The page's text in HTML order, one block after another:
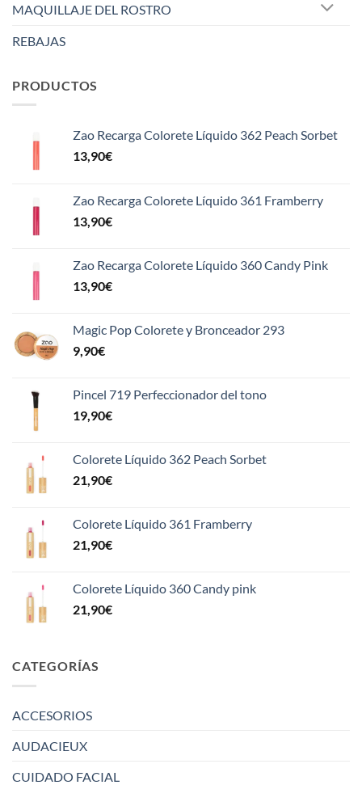
MAQUILLAJE DEL ROSTRO
REBAJAS
PRODUCTOS
Zao Recarga Colorete Líquido 362 Peach Sorbet
13,90€
Zao Recarga Colorete Líquido 361 Framberry
13,90€
Zao Recarga Colorete Líquido 360 Candy Pink
13,90€
Magic Pop Colorete y Bronceador 293
9,90€
Pincel 719 Perfeccionador del tono
19,90€
Colorete Líquido 362 Peach Sorbet
21,90€
Colorete Líquido 361 Framberry
21,90€
Colorete Líquido 360 Candy pink
21,90€
CATEGORÍAS
ACCESORIOS
AUDACIEUX
CUIDADO FACIAL